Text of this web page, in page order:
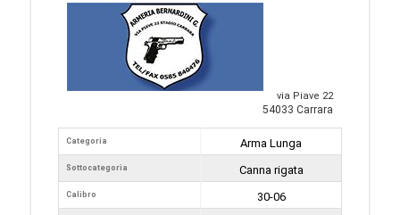
via Piave 22
54033 Carrara
Categoria
Sottocategoria
Calibro
Arma Lunga
Canna rigata
30-06